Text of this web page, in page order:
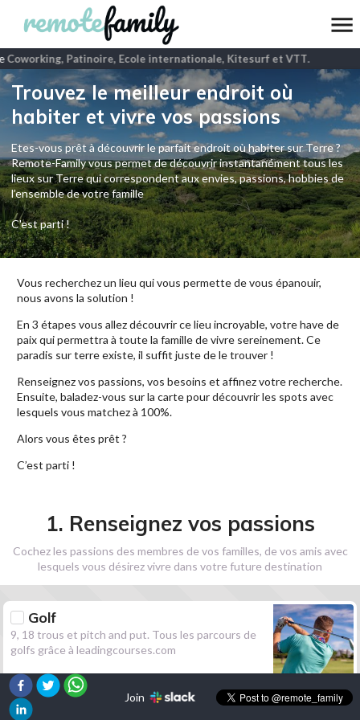
Patinoire, Ecole internationale, Kitesurf et VTT.
Trouvez le meilleur endroit où
habiter et vivre vos passions
Etes-vous prêt à découvrir le parfait endroit où habiter sur Terre ?
Remote-Family vous permet de découvrir instantanément tous les
lieux sur Terre qui correspondent aux envies, passions, hobbies de
l’ensemble de votre famille
C'est parti !
Vous recherchez un lieu qui vous permette de vous épanouir,
nous avons la solution !
En 3 étapes vous allez découvrir ce lieu incroyable, votre have de
paix qui permettra à toute la famille de vivre sereinement. Ce
paradis sur terre existe, il suffit juste de le trouver !
Renseignez vos passions, vos besoins et affinez votre recherche.
Ensuite, baladez-vous sur la carte pour découvrir les spots avec
lesquels vous matchez à 100%.
Alors vous êtes prêt ?
C’est parti !
1. Renseignez vos passions
Cochez les passions des membres de vos familles, de vos amis avec
lesquels vous désirez vivre dans votre future destination
Golf
9, 18 trous et pitch and put. Tous les parcours de
golfs grâce à leadingcourses.com
Randonnée
Join